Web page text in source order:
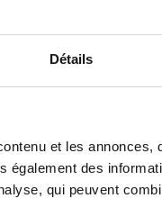
Détails
et les
également des
qui peuvent
Expédition
Haws,
presque
ainsi sa
Craquez
Gamme